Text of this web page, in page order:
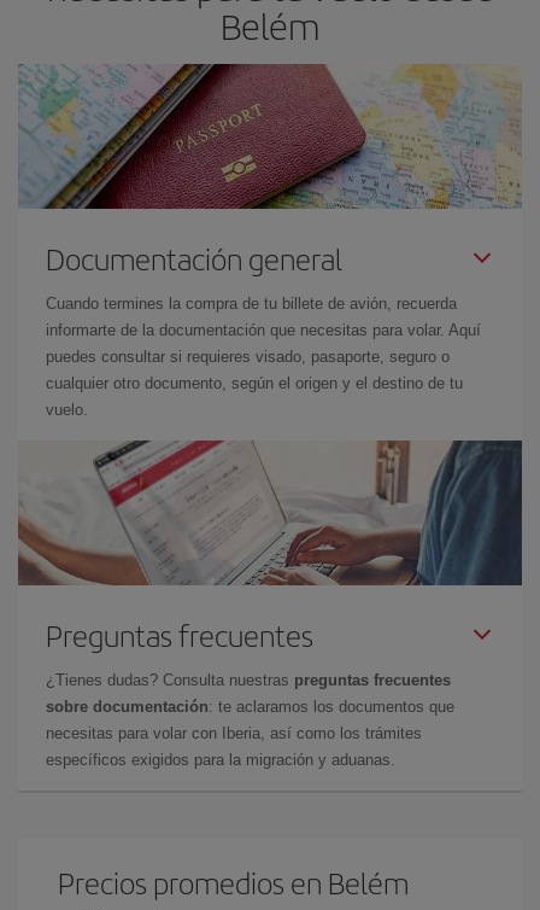
Belém
Documentación general
Cuando termines la compra de tu billete de avión, recuerda
informarte de la documentación que necesitas para volar. Aquí
puedes consultar si requieres visado, pasaporte, seguro o
cualquier otro documento, según el origen y el destino de tu
vuelo.
Preguntas frecuentes
¿Tienes dudas? Consulta nuestras preguntas frecuentes
sobre documentación: te aclaramos los documentos que
necesitas para volar con Iberia, así como los trámites
específicos exigidos para la migración y aduanas.
Precios promedios en Belém